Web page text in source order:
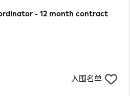
- 12 month contract
入围名单